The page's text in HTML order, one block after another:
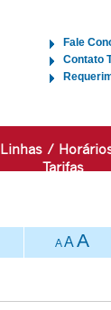
Fale
Contato
Linhas /
Tarifas
A A A